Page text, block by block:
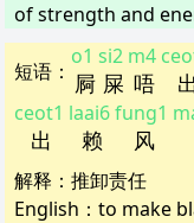
of strength and
短语 ： 屙
o1
屎
si2
唔
m4
出
ceot1
赖
laai6
风
fung1
解释 ： 推卸责任
English： to make